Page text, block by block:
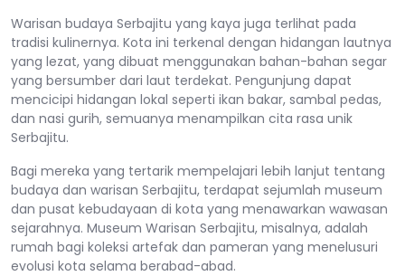
Warisan budaya Serbajitu yang kaya juga terlihat pada
tradisi kulinernya. Kota ini terkenal dengan hidangan lautnya
yang lezat, yang dibuat menggunakan bahan-bahan segar
yang bersumber dari laut terdekat. Pengunjung dapat
mencicipi hidangan lokal seperti ikan bakar, sambal pedas,
dan nasi gurih, semuanya menampilkan cita rasa unik
Serbajitu.
Bagi mereka yang tertarik mempelajari lebih lanjut tentang
budaya dan warisan Serbajitu, terdapat sejumlah museum
dan pusat kebudayaan di kota yang menawarkan wawasan
sejarahnya. Museum Warisan Serbajitu, misalnya, adalah
rumah bagi koleksi artefak dan pameran yang menelusuri
evolusi kota selama berabad-abad.